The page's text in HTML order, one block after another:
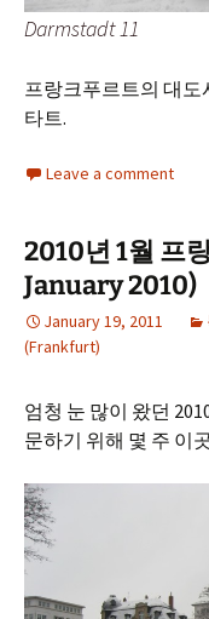
Darmstadt 11
프랑크푸르트의 대
타트.
Leave a comment
2010년 1월 프
January 2010)
January 19, 2011
(Frankfurt)
엄청 눈 많이 왔던
문하기 위해 몇 주 이